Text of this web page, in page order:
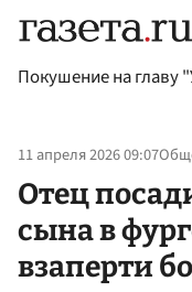
Покушение на главу
11 апреля 2026 09:07
Отец
сына в
взаперти